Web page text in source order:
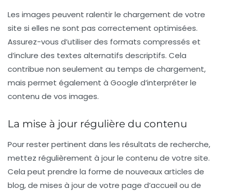
Les images peuvent ralentir le chargement de votre
site si elles ne sont pas correctement optimisées.
Assurez-vous d’utiliser des formats compressés et
d’inclure des textes alternatifs descriptifs. Cela
contribue non seulement au temps de chargement,
mais permet également à Google d’interpréter le
contenu de vos images.
La mise à jour régulière du contenu
Pour rester pertinent dans les résultats de recherche,
mettez régulièrement à jour le contenu de votre site.
Cela peut prendre la forme de nouveaux articles de
blog, de mises à jour de votre page d’accueil ou de